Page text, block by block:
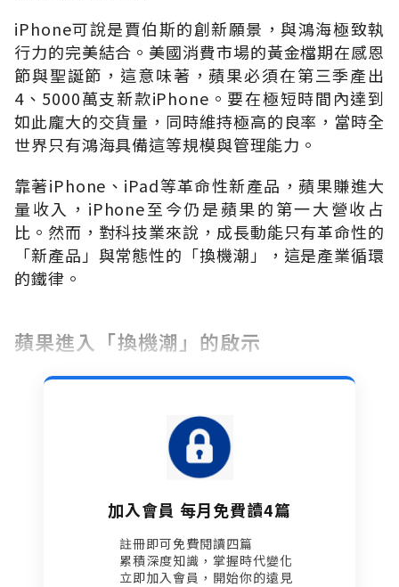
iPhone可說是賈伯斯的創新願景，與鴻海極致執
行力的完美結合。美國消費市場的黃金檔期在感恩
節與聖誕節，這意味著，蘋果必須在第三季產出
4、5000萬支新款iPhone。要在極短時間內達到
如此龐大的交貨量，同時維持極高的良率，當時全
世界只有鴻海具備這等規模與管理能力。
靠著iPhone、iPad等革命性新產品，蘋果賺進大
量收入，iPhone至今仍是蘋果的第一大營收占
比。然而，對科技業來說，成長動能只有革命性的
「新產品」與常態性的「換機潮」，這是產業循環
的鐵律。
蘋果進入「換機潮」的啟示
加入會員 每月免費讀4篇
註冊即可免費閱讀四篇​
累積深度知識，掌握時代變化​
立即加入會員，開始你的遠見